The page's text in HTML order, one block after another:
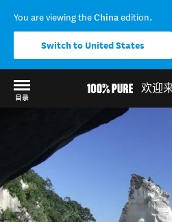
You are viewing theChinaedition.
Switch to United States
欢迎
目录
Back to my results